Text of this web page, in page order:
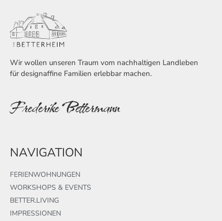
Wir wollen unseren Traum vom nachhaltigen Landleben
für designaffine Familien erlebbar machen.
Frederike Bettermann
NAVIGATION
FERIENWOHNUNGEN
WORKSHOPS & EVENTS
BETTER.LIVING
IMPRESSIONEN